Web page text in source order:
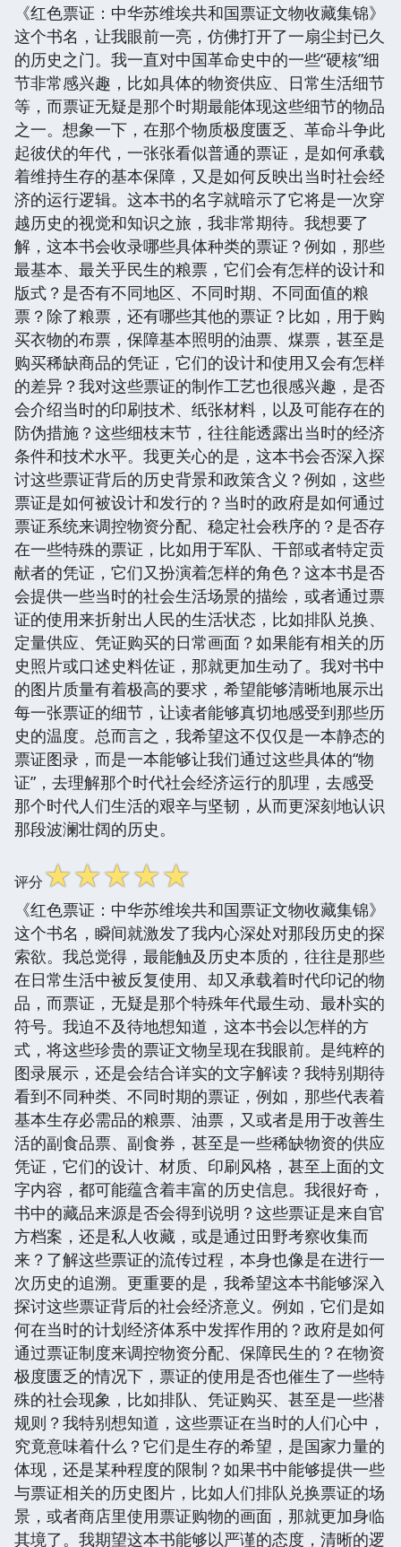
《红色票证：中华苏维埃共和国票证文物收藏集锦》
这个书名，让我眼前一亮，仿佛打开了一扇尘封已久
的历史之门。我一直对中国革命史中的一些“硬核”细
节非常感兴趣，比如具体的物资供应、日常生活细节
等，而票证无疑是那个时期最能体现这些细节的物品
之一。想象一下，在那个物质极度匮乏、革命斗争此
起彼伏的年代，一张张看似普通的票证，是如何承载
着维持生存的基本保障，又是如何反映出当时社会经
济的运行逻辑。这本书的名字就暗示了它将是一次穿
越历史的视觉和知识之旅，我非常期待。我想要了
解，这本书会收录哪些具体种类的票证？例如，那些
最基本、最关乎民生的粮票，它们会有怎样的设计和
版式？是否有不同地区、不同时期、不同面值的粮
票？除了粮票，还有哪些其他的票证？比如，用于购
买衣物的布票，保障基本照明的油票、煤票，甚至是
购买稀缺商品的凭证，它们的设计和使用又会有怎样
的差异？我对这些票证的制作工艺也很感兴趣，是否
会介绍当时的印刷技术、纸张材料，以及可能存在的
防伪措施？这些细枝末节，往往能透露出当时的经济
条件和技术水平。我更关心的是，这本书会否深入探
讨这些票证背后的历史背景和政策含义？例如，这些
票证是如何被设计和发行的？当时的政府是如何通过
票证系统来调控物资分配、稳定社会秩序的？是否存
在一些特殊的票证，比如用于军队、干部或者特定贡
献者的凭证，它们又扮演着怎样的角色？这本书是否
会提供一些当时的社会生活场景的描绘，或者通过票
证的使用来折射出人民的生活状态，比如排队兑换、
定量供应、凭证购买的日常画面？如果能有相关的历
史照片或口述史料佐证，那就更加生动了。我对书中
的图片质量有着极高的要求，希望能够清晰地展示出
每一张票证的细节，让读者能够真切地感受到那些历
史的温度。总而言之，我希望这不仅仅是一本静态的
票证图录，而是一本能够让我们通过这些具体的“物
证”，去理解那个时代社会经济运行的肌理，去感受
那个时代人们生活的艰辛与坚韧，从而更深刻地认识
那段波澜壮阔的历史。
评分☆☆☆☆☆
《红色票证：中华苏维埃共和国票证文物收藏集锦》
这个书名，瞬间就激发了我内心深处对那段历史的探
索欲。我总觉得，最能触及历史本质的，往往是那些
在日常生活中被反复使用、却又承载着时代印记的物
品，而票证，无疑是那个特殊年代最生动、最朴实的
符号。我迫不及待地想知道，这本书会以怎样的方
式，将这些珍贵的票证文物呈现在我眼前。是纯粹的
图录展示，还是会结合详实的文字解读？我特别期待
看到不同种类、不同时期的票证，例如，那些代表着
基本生存必需品的粮票、油票，又或者是用于改善生
活的副食品票、副食券，甚至是一些稀缺物资的供应
凭证，它们的设计、材质、印刷风格，甚至上面的文
字内容，都可能蕴含着丰富的历史信息。我很好奇，
书中的藏品来源是否会得到说明？这些票证是来自官
方档案，还是私人收藏，或是通过田野考察收集而
来？了解这些票证的流传过程，本身也像是在进行一
次历史的追溯。更重要的是，我希望这本书能够深入
探讨这些票证背后的社会经济意义。例如，它们是如
何在当时的计划经济体系中发挥作用的？政府是如何
通过票证制度来调控物资分配、保障民生的？在物资
极度匮乏的情况下，票证的使用是否也催生了一些特
殊的社会现象，比如排队、凭证购买、甚至是一些潜
规则？我特别想知道，这些票证在当时的人们心中，
究竟意味着什么？它们是生存的希望，是国家力量的
体现，还是某种程度的限制？如果书中能够提供一些
与票证相关的历史图片，比如人们排队兑换票证的场
景，或者商店里使用票证购物的画面，那就更加身临
其境了。我期望这本书能够以严谨的态度，清晰的逻